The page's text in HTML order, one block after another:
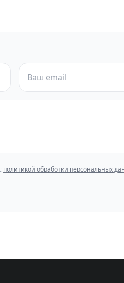
политикой обработки персональных